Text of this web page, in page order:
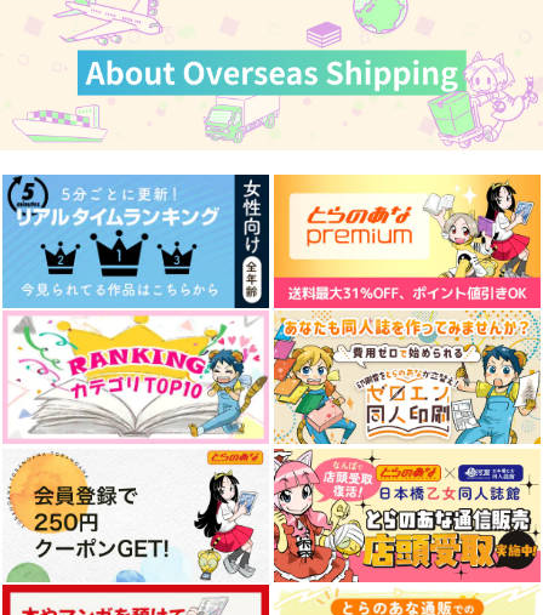
せんせいのとなり。
Ｐ-ＬＩＮＥ
1,100円（税込）
白膠木簓×躑躅森盧笙
サンプル
作品詳細
SASARADIO
moon arbor
990円（税込）
白膠木簓×躑躅森盧笙
サンプル
作品詳細
変身-メタモルフォー
トカゲ村
787円（税込）
躑躅森盧笙×白膠木簓
サンプル
作品詳細
カート
SUPER LOVE SONG
(下)
根菜
専売 1,100円（税込）
ヒプノシスマイク
躑躅森盧笙×白膠木簓
サンプル
カート
もんもんフラストレー
ション
haruurei
専売 1,179円（税込）
ヒプノシスマイク
躑躅森盧笙×白膠木簓
サンプル
カート
DEVILISH YOUTH
まだあいも見ず
専売 629円（税込）
ヒプノシスマイク
躑躅森盧笙×白膠木簓
サンプル
カート